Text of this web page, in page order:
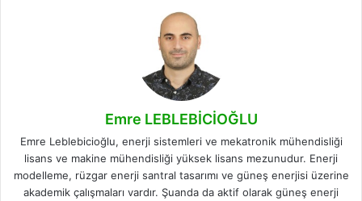
Emre LEBLEBİCİOĞLU
Emre Leblebicioğlu, enerji sistemleri ve mekatronik mühendisliği
lisans ve makine mühendisliği yüksek lisans mezunudur. Enerji
modelleme, rüzgar enerji santral tasarımı ve güneş enerjisi üzerine
akademik çalışmaları vardır. Şuanda da aktif olarak güneş enerji